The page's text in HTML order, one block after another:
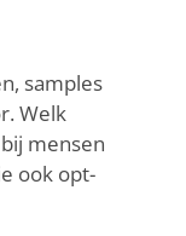
samples
Welk
mensen
ook opt-